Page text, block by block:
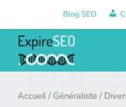
contenu
Blog SEO
Accueil/ Généraliste /